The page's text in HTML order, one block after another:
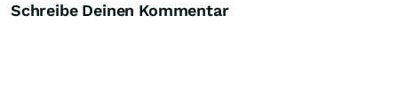
Schreibe Deinen Kommentar